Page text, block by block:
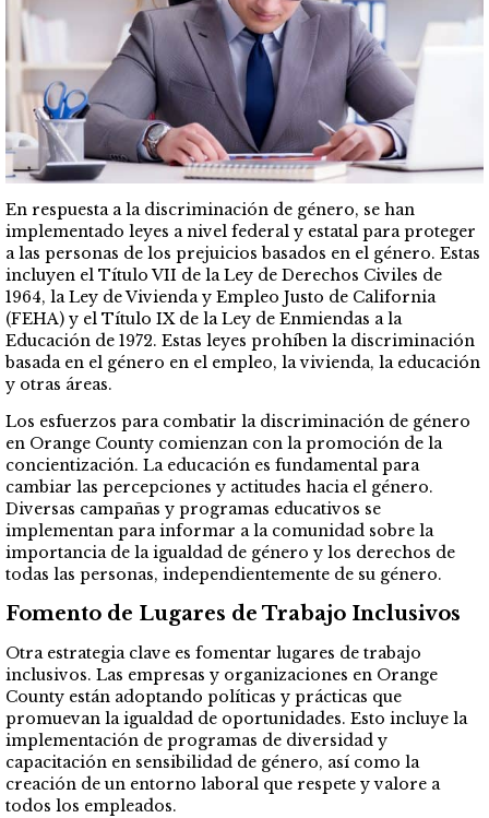
En respuesta a la discriminación de género, se han
implementado leyes a nivel federal y estatal para proteger
a las personas de los prejuicios basados en el género. Estas
incluyen el Título VII de la Ley de Derechos Civiles de
1964, la Ley de Vivienda y Empleo Justo de California
(FEHA) y el Título IX de la Ley de Enmiendas a la
Educación de 1972. Estas leyes prohíben la discriminación
basada en el género en el empleo, la vivienda, la educación
y otras áreas.
Los esfuerzos para combatir la discriminación de género
en Orange County comienzan con la promoción de la
concientización. La educación es fundamental para
cambiar las percepciones y actitudes hacia el género.
Diversas campañas y programas educativos se
implementan para informar a la comunidad sobre la
importancia de la igualdad de género y los derechos de
todas las personas, independientemente de su género.
Fomento de Lugares de Trabajo Inclusivos
Otra estrategia clave es fomentar lugares de trabajo
inclusivos. Las empresas y organizaciones en Orange
County están adoptando políticas y prácticas que
promuevan la igualdad de oportunidades. Esto incluye la
implementación de programas de diversidad y
capacitación en sensibilidad de género, así como la
creación de un entorno laboral que respete y valore a
todos los empleados.